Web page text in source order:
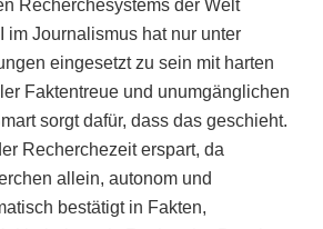
Recherchesystems der Welt
im Journalismus hat nur unter
eingesetzt zu sein mit harten
Faktentreue und unumgänglichen
sorgt dafür, dass das geschieht.
Recherchezeit erspart, da
allein, autonom und
bestätigt in Fakten,